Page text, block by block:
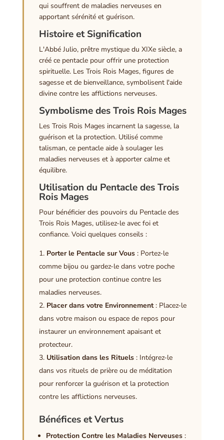
qui souffrent de maladies nerveuses en
apportant sérénité et guérison.
Histoire et Signification
L'Abbé Julio, prêtre mystique du XIXe siècle, a
créé ce pentacle pour offrir une protection
spirituelle. Les Trois Rois Mages, figures de
sagesse et de bienveillance, symbolisent l'aide
divine contre les afflictions nerveuses.
Symbolisme des Trois Rois Mages
Les Trois Rois Mages incarnent la sagesse, la
guérison et la protection. Utilisé comme
talisman, ce pentacle aide à soulager les
maladies nerveuses et à apporter calme et
équilibre.
Utilisation du Pentacle des Trois
Rois Mages
Pour bénéficier des pouvoirs du Pentacle des
Trois Rois Mages, utilisez-le avec foi et
confiance. Voici quelques conseils :
Porter le Pentacle sur Vous: Portez-le
comme bijou ou gardez-le dans votre poche
pour une protection continue contre les
maladies nerveuses.
Placer dans votre Environnement: Placez-le
dans votre maison ou espace de repos pour
instaurer un environnement apaisant et
protecteur.
Utilisation dans les Rituels: Intégrez-le
dans vos rituels de prière ou de méditation
pour renforcer la guérison et la protection
contre les afflictions nerveuses.
Bénéfices et Vertus
Protection Contre les Maladies Nerveuses: